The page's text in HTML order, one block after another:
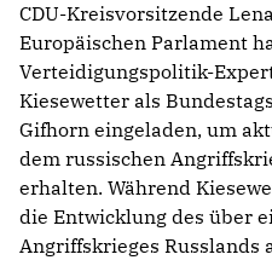
CDU-Kreisvorsitzende
Europäischen Parlament
Verteidigungspolitik-
Kiesewetter als
Gifhorn eingeladen, um
dem russischen
erhalten. Während
die Entwicklung des über
Angriffskrieges Russlands